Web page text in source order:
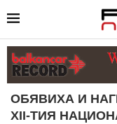
ОБЯВИХА И
ХII-ТИЯ